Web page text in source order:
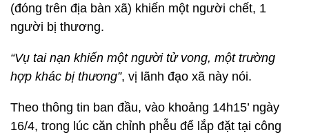
(đóng trên địa bàn xã) khiến một người chết, 1
người bị thương.
“Vụ tai nạn khiến một người tử vong, một trường
hợp khác bị thương”, vị lãnh đạo xã này nói.
Theo thông tin ban đầu, vào khoảng 14h15’ ngày
16/4, trong lúc căn chỉnh phễu để lắp đặt tại công